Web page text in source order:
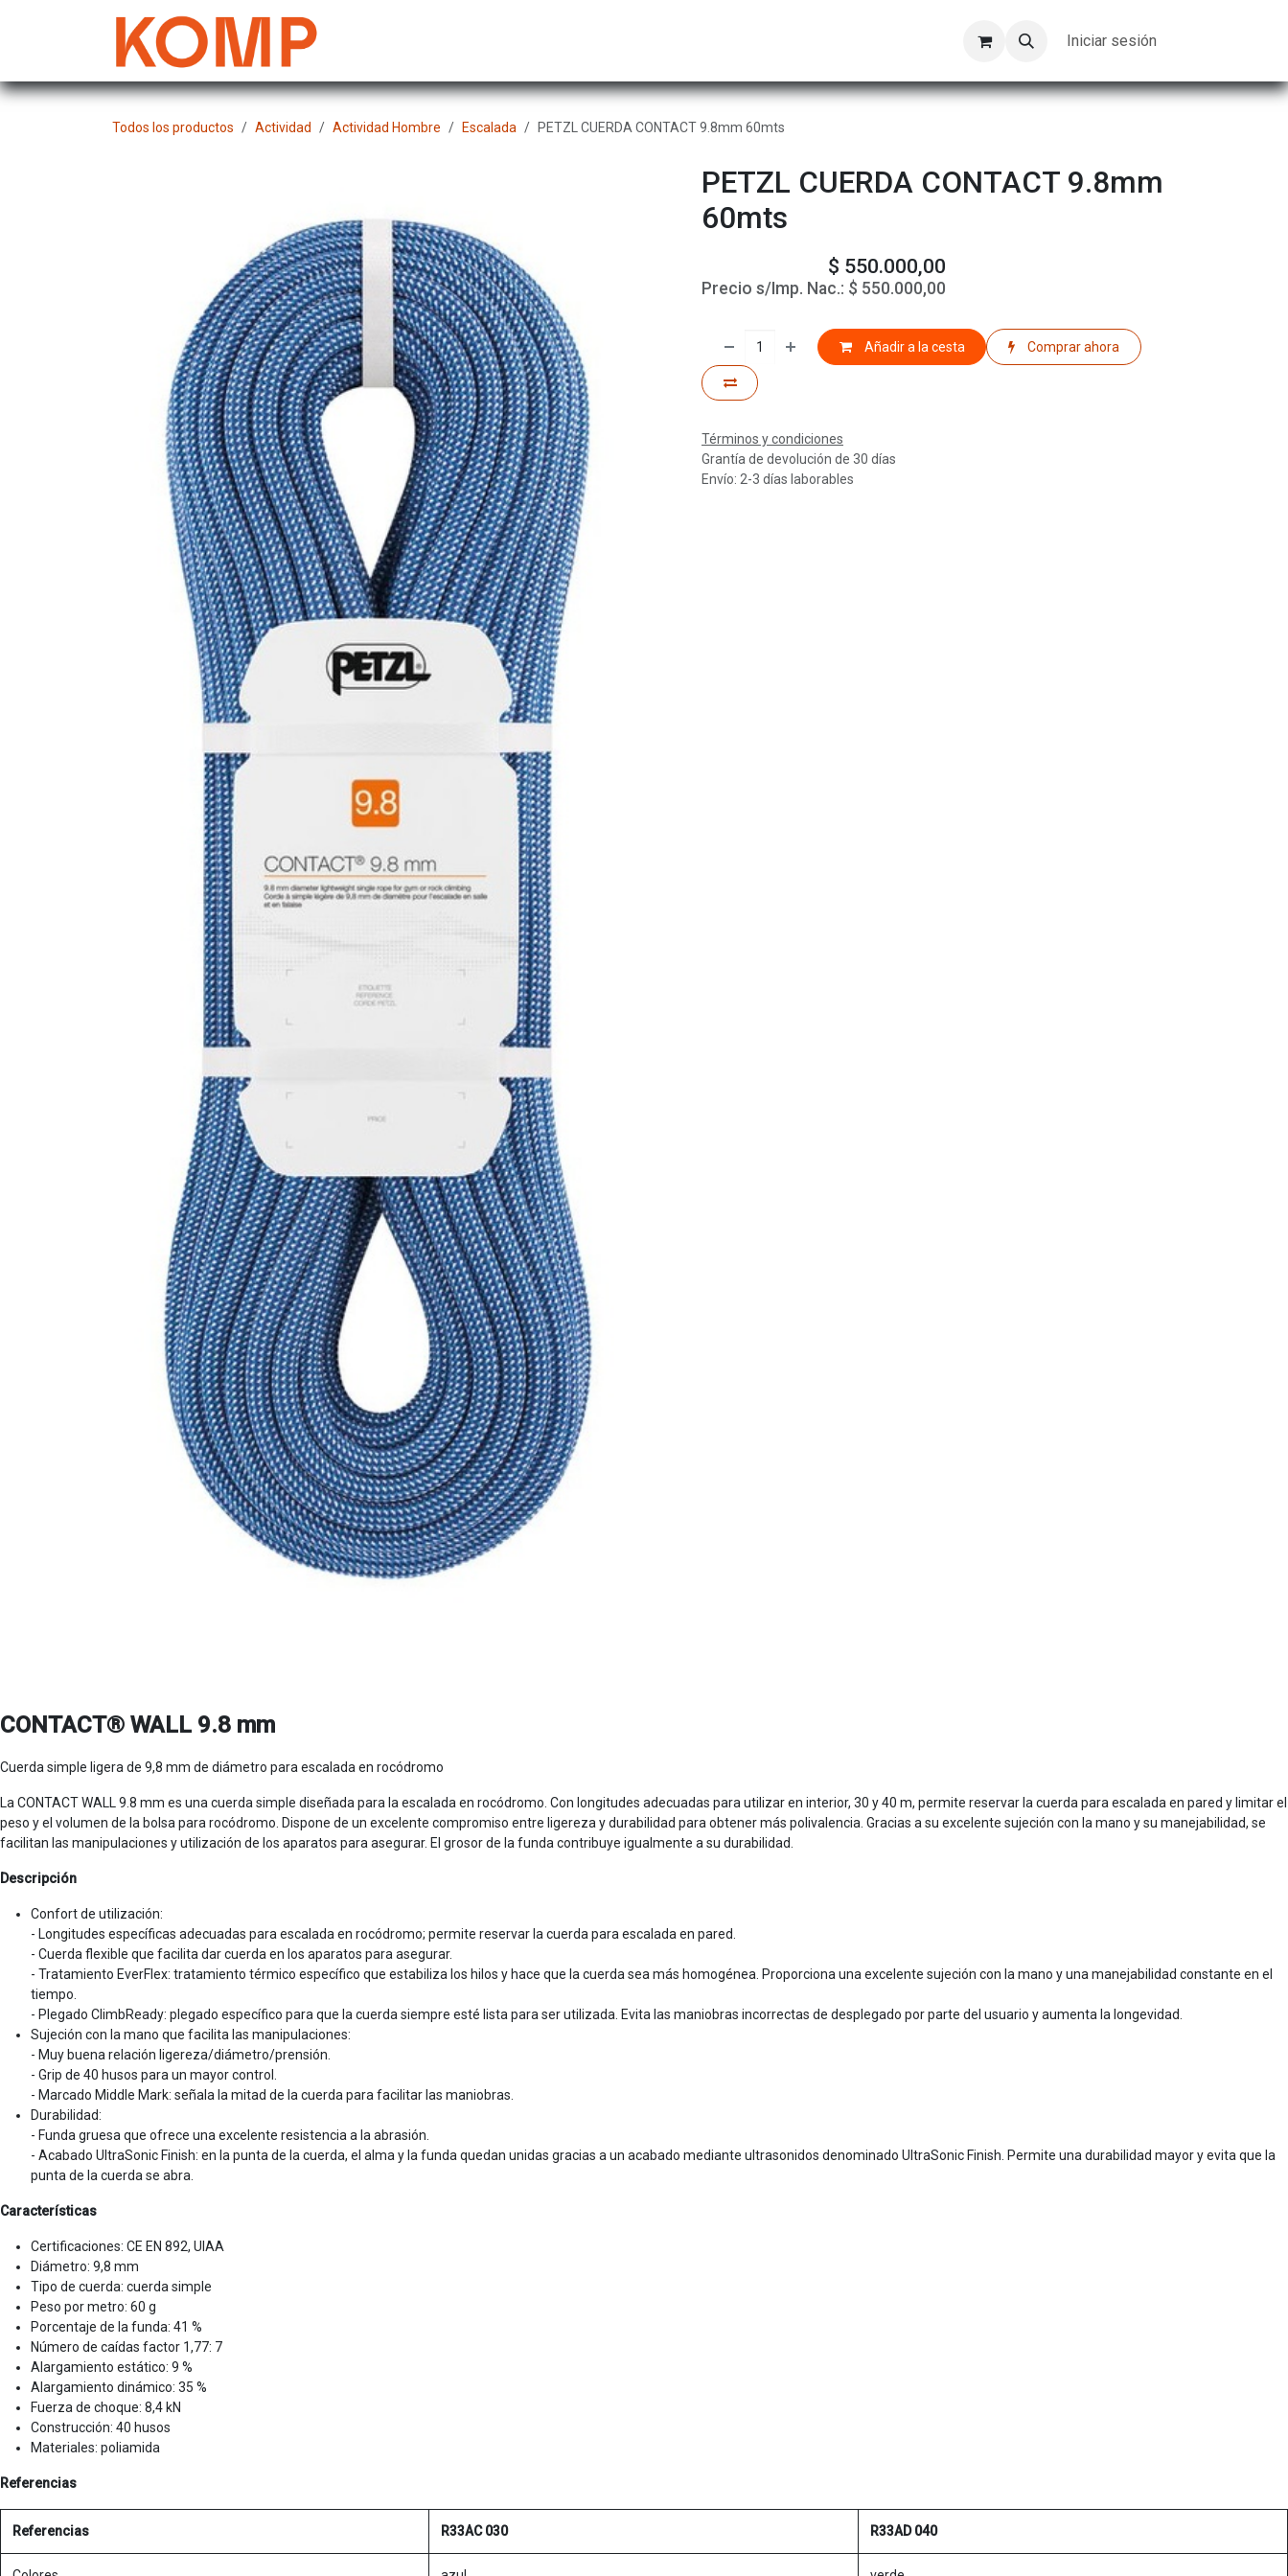
Trabajos Iniciar sesión
Todos los productos Actividad Actividad Hombre Escalada PETZL CUERDA CONTACT 9.8mm 60mts
PETZL CUERDA CONTACT 9.8mm
60mts
$ 550.000,00
Precio s/Imp. Nac.: $ 550.000,00
Añadir a la cesta Comprar ahora
Términos y condiciones
Grantía de devolución de 30 días
Envío: 2-3 días laborables
CONTACT® WALL 9.8 mm
Cuerda simple ligera de 9,8 mm de diámetro para escalada en rocódromo
La CONTACT WALL 9.8 mm es una cuerda simple diseñada para la escalada en rocódromo. Con longitudes adecuadas para utilizar en interior, 30 y 40 m, permite reservar la cuerda para escalada en pared y limitar el
peso y el volumen de la bolsa para rocódromo. Dispone de un excelente compromiso entre ligereza y durabilidad para obtener más polivalencia. Gracias a su excelente sujeción con la mano y su manejabilidad, se
facilitan las manipulaciones y utilización de los aparatos para asegurar. El grosor de la funda contribuye igualmente a su durabilidad.
Descripción
Confort de utilización:
- Longitudes específicas adecuadas para escalada en rocódromo; permite reservar la cuerda para escalada en pared.
- Cuerda flexible que facilita dar cuerda en los aparatos para asegurar.
- Tratamiento EverFlex: tratamiento térmico específico que estabiliza los hilos y hace que la cuerda sea más homogénea. Proporciona una excelente sujeción con la mano y una manejabilidad constante en el
tiempo.
- Plegado ClimbReady: plegado específico para que la cuerda siempre esté lista para ser utilizada. Evita las maniobras incorrectas de desplegado por parte del usuario y aumenta la longevidad.
Sujeción con la mano que facilita las manipulaciones:
- Muy buena relación ligereza/diámetro/prensión.
- Grip de 40 husos para un mayor control.
- Marcado Middle Mark: señala la mitad de la cuerda para facilitar las maniobras.
Durabilidad:
- Funda gruesa que ofrece una excelente resistencia a la abrasión.
- Acabado UltraSonic Finish: en la punta de la cuerda, el alma y la funda quedan unidas gracias a un acabado mediante ultrasonidos denominado UltraSonic Finish. Permite una durabilidad mayor y evita que la
punta de la cuerda se abra.
Características
Certificaciones: CE EN 892, UIAA
Diámetro: 9,8 mm
Tipo de cuerda: cuerda simple
Peso por metro: 60 g
Porcentaje de la funda: 41 %
Número de caídas factor 1,77: 7
Alargamiento estático: 9 %
Alargamiento dinámico: 35 %
Fuerza de choque: 8,4 kN
Construcción: 40 husos
Materiales: poliamida
Referencias
Referencias R33AC 030 R33AD 040